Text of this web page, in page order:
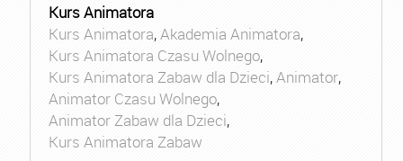
Kurs Animatora
Kurs Animatora,Akademia Animatora,
Kurs Animatora Czasu Wolnego,
Kurs Animatora Zabaw dla Dzieci,Animator,
Animator Czasu Wolnego,
Animator Zabaw dla Dzieci,
Kurs Animatora Zabaw